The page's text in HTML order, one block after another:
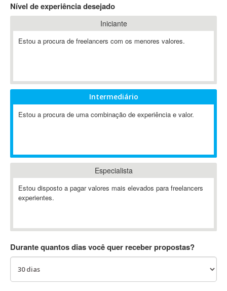
AAUS Scientific Diver
ABAP
Abaqus
AbleCommerce
Ableton Live
Absynth
AC Drives
AC3
ACARS
ACDSee
ACID Pro
ACPI
Acrobat
Acrobat X
Nível de experiência desejado
Iniciante
Estou a procura de freelancers com os menores valores.
Intermediário
Estou a procura de uma combinação de experiência e valor.
Especialista
Estou disposto a pagar valores mais elevados para freelancers
experientes.
Durante quantos dias você quer receber propostas?